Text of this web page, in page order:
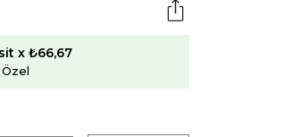
x ₺66,67